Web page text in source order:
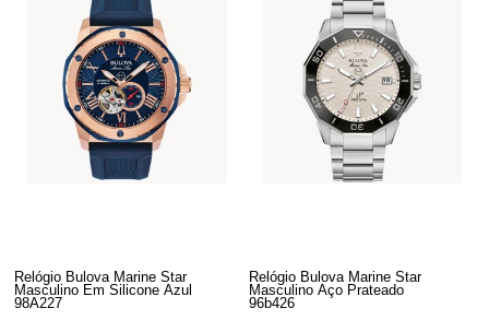
Relógio Bulova Marine Star
Masculino Em Silicone Azul
98A227
Relógio Bulova Marine Star
Masculino Aço Prateado
96b426